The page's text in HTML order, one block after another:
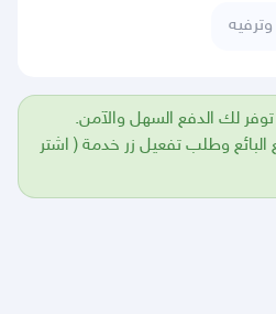
لك الدفع السهل والآمن.
وطلب تفعيل زر خدمة ( اشتر